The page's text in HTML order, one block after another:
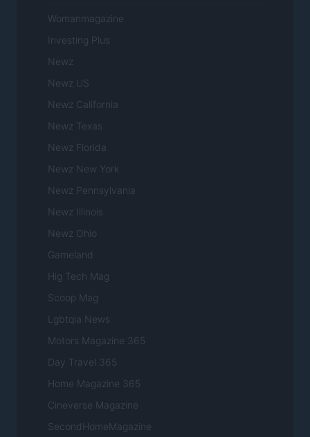
Womanmagazine
Investing Plus
Newz
Newz US
Newz California
Newz Texas
Newz Florida
Newz New York
Newz Pennsylvania
Newz Illinois
Newz Ohio
Gameland
Hig Tech Mag
Scoop Mag
Lgbtqia News
Motors Magazine 365
Day Travel 365
Home Magazine 365
Cineverse Magazine
SecondHomeMagazine